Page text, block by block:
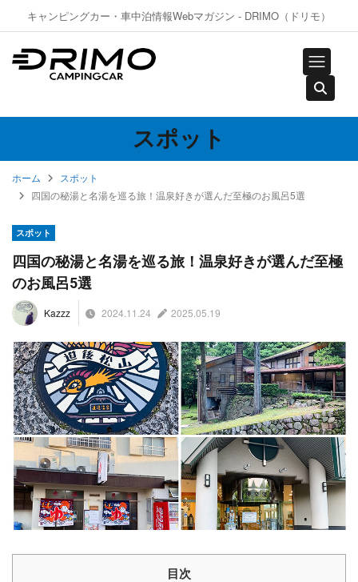
キャンピングカー・車中泊情報Webマガジン - DRIMO（ドリモ）
スポット
ホーム
スポット
四国の秘湯と名湯を巡る旅！温泉好きが選んだ至極のお風呂5選
スポット
四国の秘湯と名湯を巡る旅！温泉好きが選んだ至極
のお風呂5選
Kazzz 2024.11.24 2025.05.19
目次